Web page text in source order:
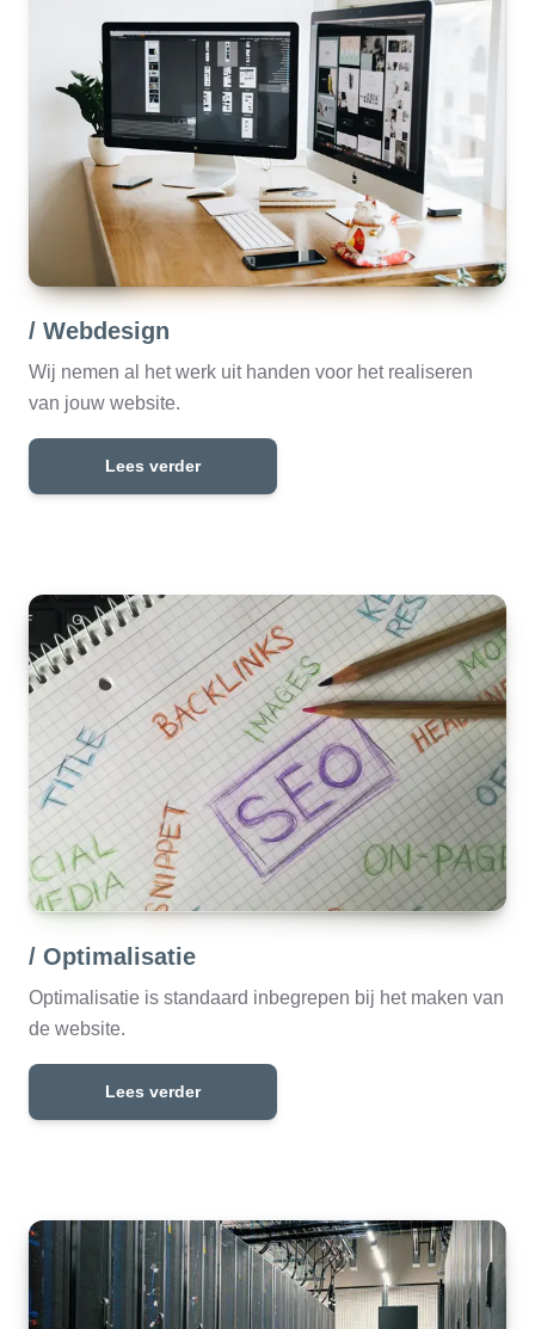
/ Webdesign
Wij nemen al het werk uit handen voor het realiseren
van jouw website.
Lees verder
/ Optimalisatie
Optimalisatie is standaard inbegrepen bij het maken van
de website.
Lees verder